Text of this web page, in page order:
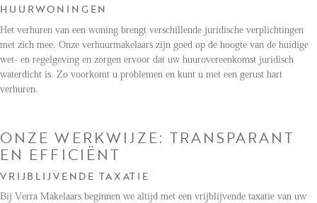
HUURWONINGEN
Het verhuren van een woning brengt verschillende juridische verplichtingen
met zich mee. Onze verhuurmakelaars zijn goed op de hoogte van de huidige
wet- en regelgeving en zorgen ervoor dat uw huurovereenkomst juridisch
waterdicht is. Zo voorkomt u problemen en kunt u met een gerust hart
verhuren.
ONZE WERKWIJZE: TRANSPARANT
EN EFFICIËNT
VRIJBLIJVENDE TAXATIE
Bij Verra Makelaars beginnen we altijd met een vrijblijvende taxatie van uw